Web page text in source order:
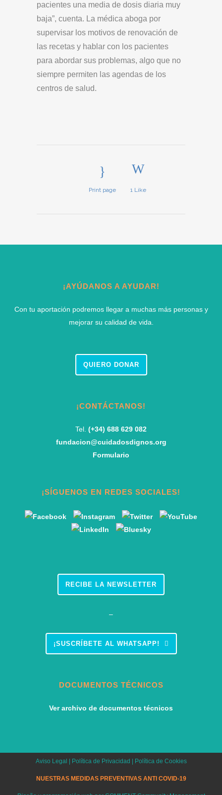
pacientes una media de dosis diaria muy
baja”, cuenta. La médica aboga por
supervisar los motivos de renovación de
las recetas y hablar con los pacientes
para abordar sus problemas, algo que no
siempre permiten las agendas de los
centros de salud.
Print page 1Like
¡AYÚDANOS A AYUDAR!
Con tu aportación podremos llegar a muchas más personas y
mejorar su calidad de vida.
QUIERO DONAR
¡CONTÁCTANOS!
Tel. (+34) 688 629 082
fundacion@cuidadosdignos.org
Formulario
¡SÍGUENOS EN REDES SOCIALES!
RECIBE LA NEWSLETTER
–
¡SUSCRÍBETE AL WHATSAPP!
DOCUMENTOS TÉCNICOS
Ver archivo de documentos técnicos
Aviso Legal Política de Privacidad Política de Cookies
NUESTRAS MEDIDAS PREVENTIVAS ANTI COVID-19